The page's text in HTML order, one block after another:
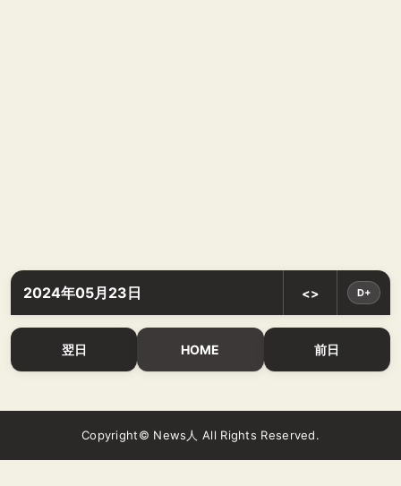
2024年05月23日 <> D+
翌日 HOME 前日
Copyright© News人 All Rights Reserved.